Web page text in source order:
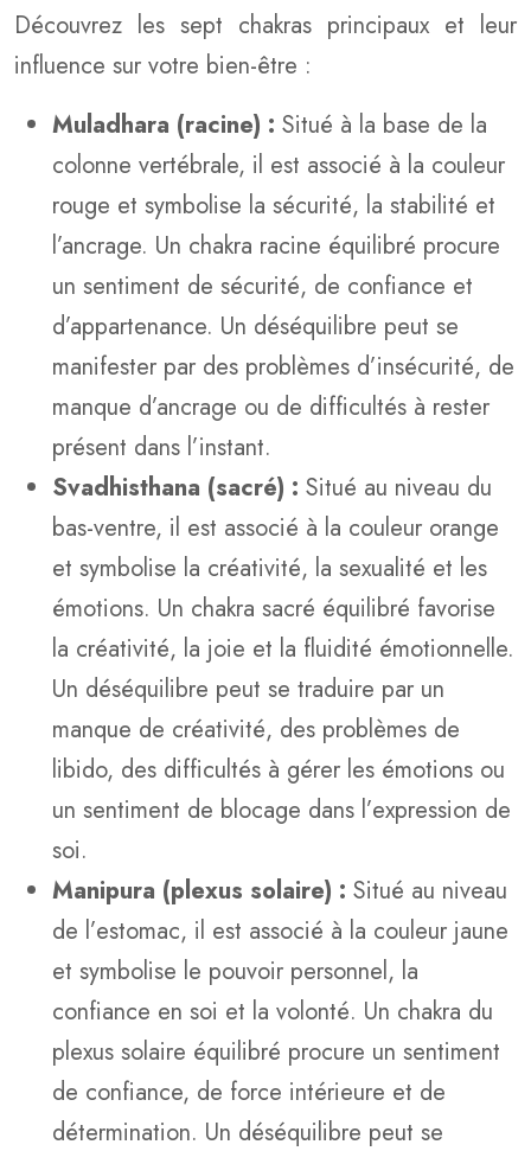
Découvrez les sept chakras principaux et leur
influence sur votre bien-être :
Muladhara (racine) : Situé à la base de la
colonne vertébrale, il est associé à la couleur
rouge et symbolise la sécurité, la stabilité et
l’ancrage. Un chakra racine équilibré procure
un sentiment de sécurité, de confiance et
d’appartenance. Un déséquilibre peut se
manifester par des problèmes d’insécurité, de
manque d’ancrage ou de difficultés à rester
présent dans l’instant.
Svadhisthana (sacré) : Situé au niveau du
bas-ventre, il est associé à la couleur orange
et symbolise la créativité, la sexualité et les
émotions. Un chakra sacré équilibré favorise
la créativité, la joie et la fluidité émotionnelle.
Un déséquilibre peut se traduire par un
manque de créativité, des problèmes de
libido, des difficultés à gérer les émotions ou
un sentiment de blocage dans l’expression de
soi.
Manipura (plexus solaire) : Situé au niveau
de l’estomac, il est associé à la couleur jaune
et symbolise le pouvoir personnel, la
confiance en soi et la volonté. Un chakra du
plexus solaire équilibré procure un sentiment
de confiance, de force intérieure et de
détermination. Un déséquilibre peut se